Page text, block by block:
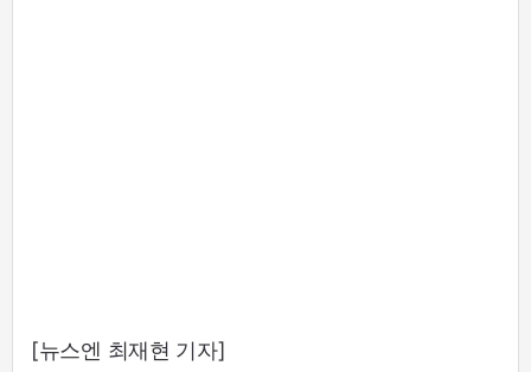
[뉴스엔 최재현 기자]